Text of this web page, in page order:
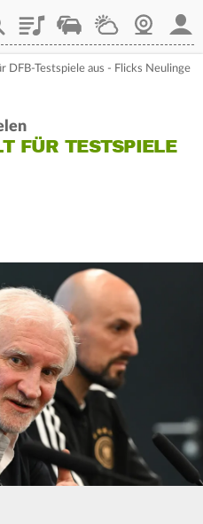
PlaylistStaupilotWetterWebcam
DFB-Testspiele aus - Flicks Neulinge
FÜR TESTSPIELE